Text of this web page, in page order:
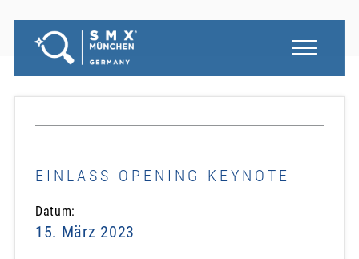
EINLASS OPENING KEYNOTE
Datum:
15. März 2023